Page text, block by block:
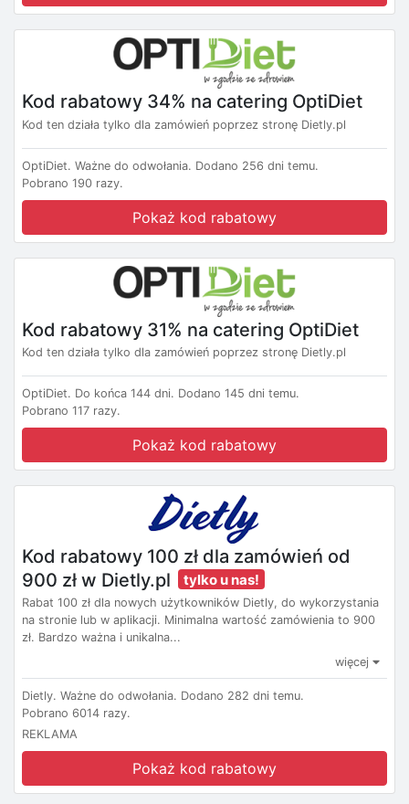
Kod rabatowy 34% na catering OptiDiet
Kod ten działa tylko dla zamówień poprzez stronę Dietly.pl
OptiDiet. Ważne do odwołania. Dodano 256 dni temu.
Pobrano 190 razy.
Pokaż kod rabatowy
Kod rabatowy 31% na catering OptiDiet
Kod ten działa tylko dla zamówień poprzez stronę Dietly.pl
OptiDiet. Do końca 144 dni. Dodano 145 dni temu.
Pobrano 117 razy.
Pokaż kod rabatowy
Kod rabatowy 100 zł dla zamówień od
900 zł w Dietly.pl
tylko u nas!
Rabat 100 zł dla nowych użytkowników Dietly, do wykorzystania
na stronie lub w aplikacji. Minimalna wartość zamówienia to 900
zł. Bardzo ważna i unikalna...
więcej
Dietly. Ważne do odwołania. Dodano 282 dni temu.
Pobrano 6014 razy.
REKLAMA
Pokaż kod rabatowy